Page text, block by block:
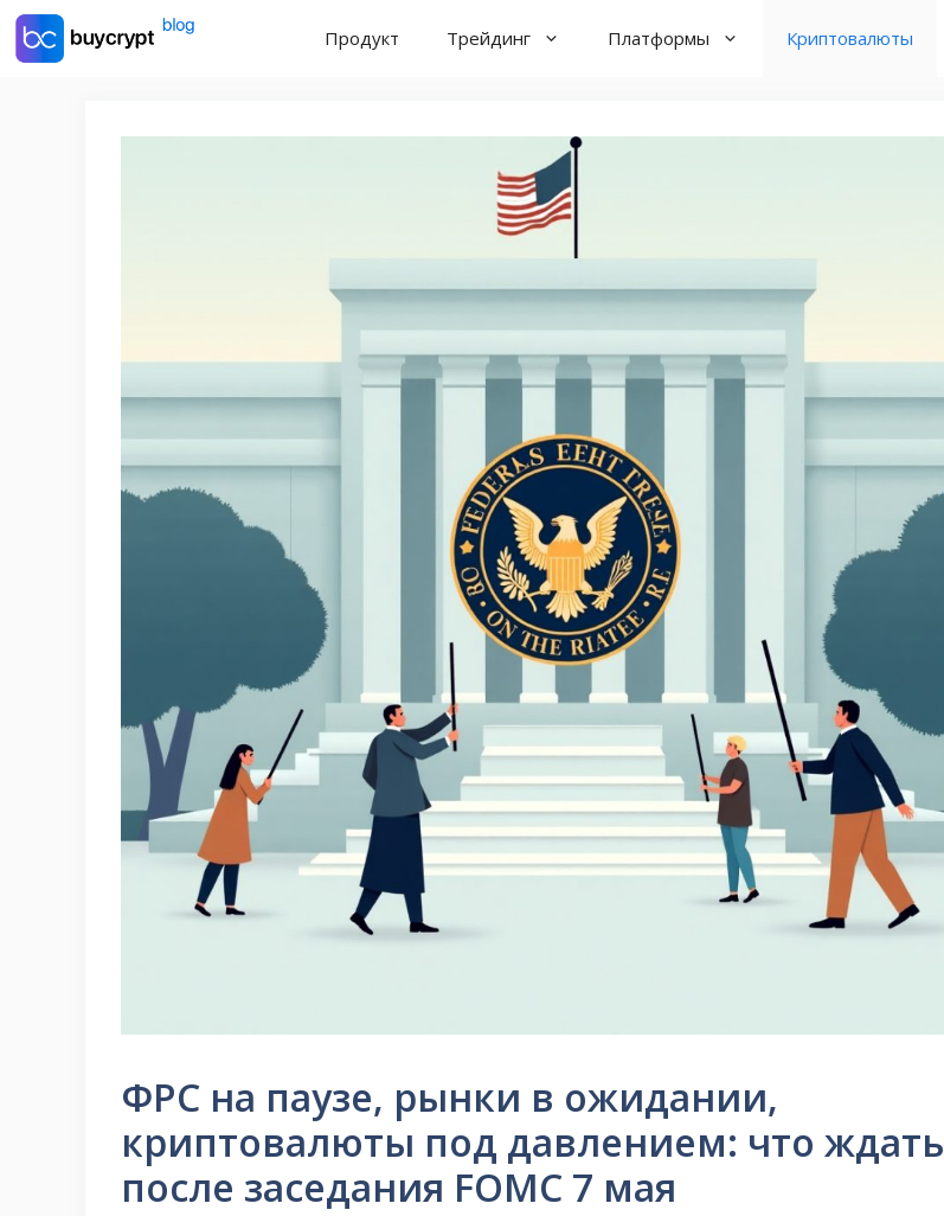
Перейти
Продукт Трейдинг Платформы Криптовалюты
ФРС на паузе, рынки в ожидании,
криптовалюты под давлением: что ждать
после заседания FOMC 7 мая